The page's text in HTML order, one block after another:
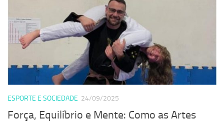
ESPORTE E SOCIEDADE 24/09/2025
Força, Equilíbrio e Mente: Como as Artes